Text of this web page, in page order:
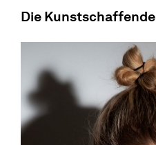
Die Kunstschaffende